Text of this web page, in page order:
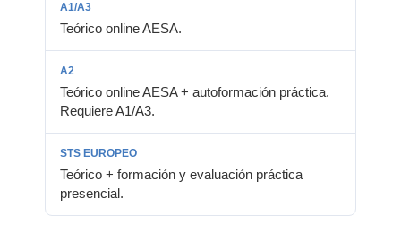
Teórico online AESA.
Teórico online AESA + autoformación práctica.
Requiere A1/A3.
Teórico + formación y evaluación práctica
presencial.